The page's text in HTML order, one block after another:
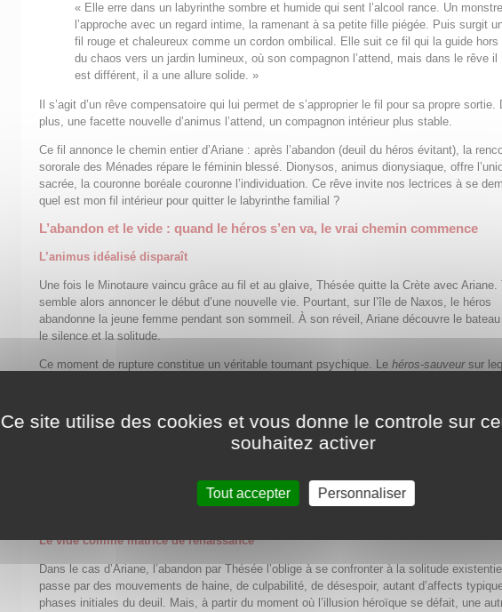
« Elle erre dans un labyrinthe sombre et humide qui sent l’alcool rance. Un monstre
l’approche avec un regard intime, la ramenant à sa petite fille piégée. Puis surgit
fil rouge et chaleureux comme un cordon ombilical. Elle suit ce fil qui la guide hors
du chaos vers un jardin lumineux, où son compagnon l’attend, mais dans le rêve il
est différent, il a une allure solide. »
Il s’agit d’un rêve compensatoire qui lui permet de s’approprier le fil pour sa propre sortie.
plus, une facette nouvelle d’animus l’attend, un compagnon intérieur plus stable.
Ce fil annonce le chemin entier d’Ariane : après l’abandon (deuil du héros évitant), la
sororale des Ménades répare le féminin blessé. Dionysos, animus dionysiaque, offre
sacrée, la couronne boréale couronne l’individuation. Ce rêve invite nos lectrices à se
quel est mon fil intérieur pour quitter le labyrinthe familial ?
L’abandon et le vide : quand le héros s’en va, le vrai chemin commence
L’animus idéalisé disparaît
Une fois le Minotaure vaincu grâce au fil et au glaive, Thésée quitte la Crète avec Ariane.
semble alors annoncer le début d’une nouvelle vie. Pourtant, sur l’île de Naxos, le héros
abandonne la jeune femme pendant son sommeil. À son réveil, Ariane découvre le
le silence et la solitude.
Ce moment de rupture constitue un véritable tournant psychique. Lehéros‑sauveursur
prendre en charge son cheminement intérieur.
Sur le plan analytique, c’est le temps du deuil. Freud comme Jung ont souligné combien
véritablement séparés. La douleur de la rupture amoureuse rejoue alors le deuil non fait des
premiers liens. Tant que ce processus n’est pas traversé, la dépendance affective persiste,
Le vide comme matrice de renaissance
Dans le cas d’Ariane, l’abandon par Thésée l’oblige à se confronter à la solitude
passe par des mouvements de haine, de culpabilité, de désespoir, autant d’affects
phases initiales du deuil. Mais, à partir du moment où l’illusion héroïque se défait, une
Ce site utilise des cookies et vous donne le controle sur
souhaitez activer
Tout accepter Personnaliser